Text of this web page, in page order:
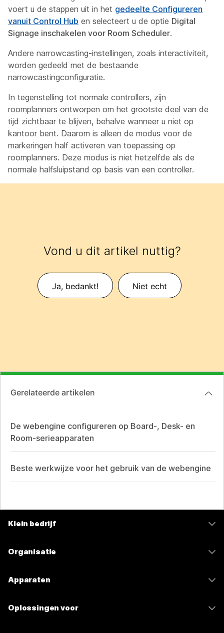
voert u de stappen uit in het gedeelte Configureren
vanuit Control Hub en selecteert u de optie Digital
Signage inschakelen voor Room Scheduler.
Andere narrowcasting-instellingen, zoals interactiviteit,
worden gedeeld met de bestaande
narrowcastingconfiguratie.
In tegenstelling tot normale controllers, zijn
roomplanners ontworpen om het grootste deel van de
tijd zichtbaar te blijven, behalve wanneer u niet op
kantoor bent. Daarom is alleen de modus voor de
markeringen half activeren van toepassing op
roomplanners. Deze modus is niet hetzelfde als de
normale halfsluipstand op basis van een controller.
Vond u dit artikel nuttig?
Ja, bedankt! Niet echt
Gerelateerde artikelen
De webengine configureren op Board-, Desk- en
Room-serieapparaten
Beste werkwijze voor het gebruik van de webengine
Klein bedrijf
Organisatie
Apparaten
Oplossingen voor